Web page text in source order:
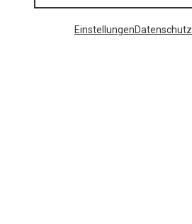
EinstellungenDatenschutz